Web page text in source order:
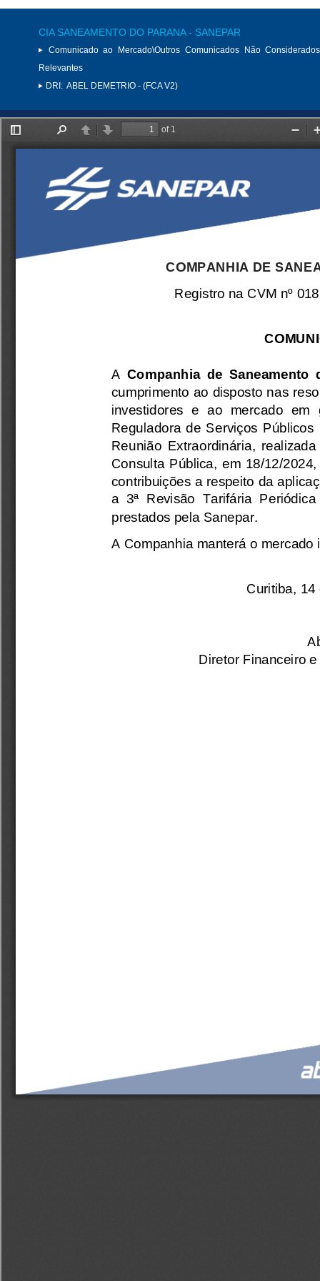
CIA SANEAMENTO DO PARANA - SANEPAR
Comunicado ao Mercado\Outros Comunicados Não
Relevantes
DRI: ABEL DEMETRIO - (FCA V2)